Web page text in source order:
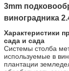
3mm
виноградника
Характеристики
сада и сада
Системы столба
используемые в
плантации